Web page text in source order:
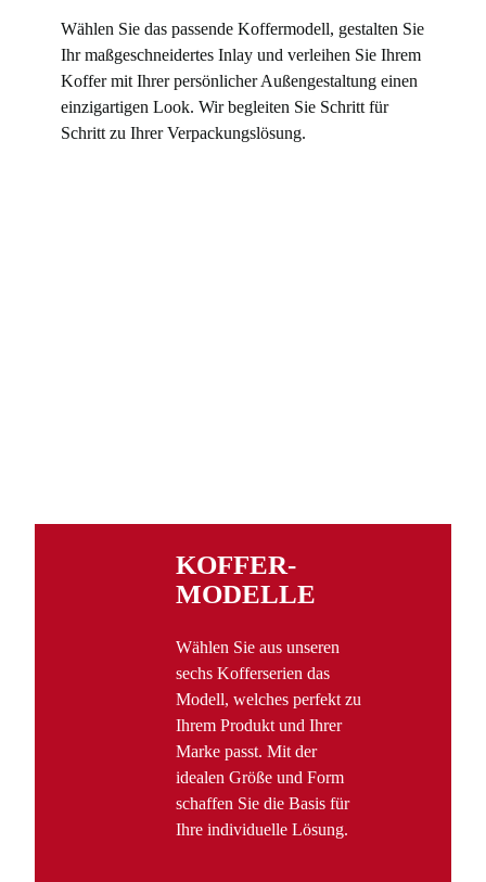
Wählen Sie das passende Koffermodell, gestalten Sie
Ihr maßgeschneidertes Inlay und verleihen Sie Ihrem
Koffer mit Ihrer persönlicher Außengestaltung einen
einzigartigen Look. Wir begleiten Sie Schritt für
Schritt zu Ihrer Verpackungslösung.
KOFFER­
MODELLE
Wählen Sie aus unseren
sechs Kofferserien das
Modell, welches perfekt zu
Ihrem Produkt und Ihrer
Marke passt. Mit der
idealen Größe und Form
schaffen Sie die Basis für
Ihre individuelle Lösung.